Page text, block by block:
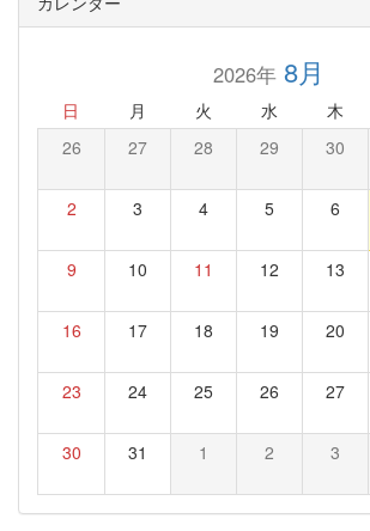
2026年8月
日 月 火 水 木
26 27 28 29 30
2 3 4 5 6
9 10 11 12 13
16 17 18 19 20
23 24 25 26 27
30 31 1 2 3